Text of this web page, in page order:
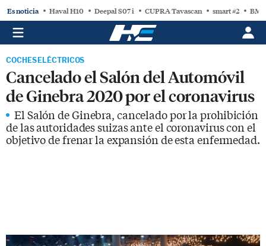
Es noticia Haval H10 Deepal S07 i CUPRA Tavascan smart #2
COCHES ELÉCTRICOS
Cancelado el Salón del Automóvil
de Ginebra 2020 por el coronavirus
El Salón de Ginebra, cancelado por la prohibición
de las autoridades suizas ante el coronavirus con el
objetivo de frenar la expansión de esta enfermedad.